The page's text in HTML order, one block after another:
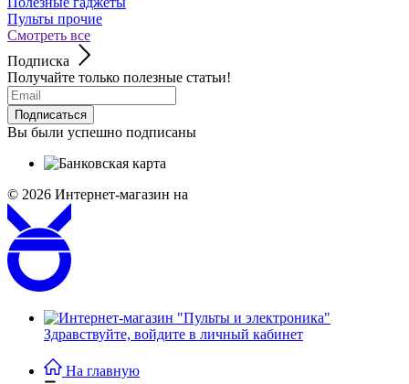
Пульты прочие
Смотреть все
Подписка
Получайте только полезные статьи!
Подписаться
Вы были успешно подписаны
© 2026 Интернет-магазин на
Здравствуйте, войдите в личный кабинет
На главную